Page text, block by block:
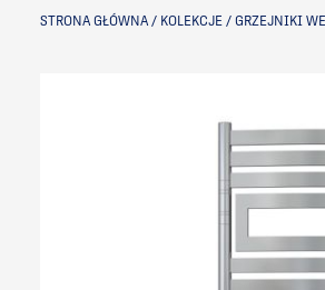
STRONA GŁÓWNA / KOLEKCJE / GRZEJNIKI